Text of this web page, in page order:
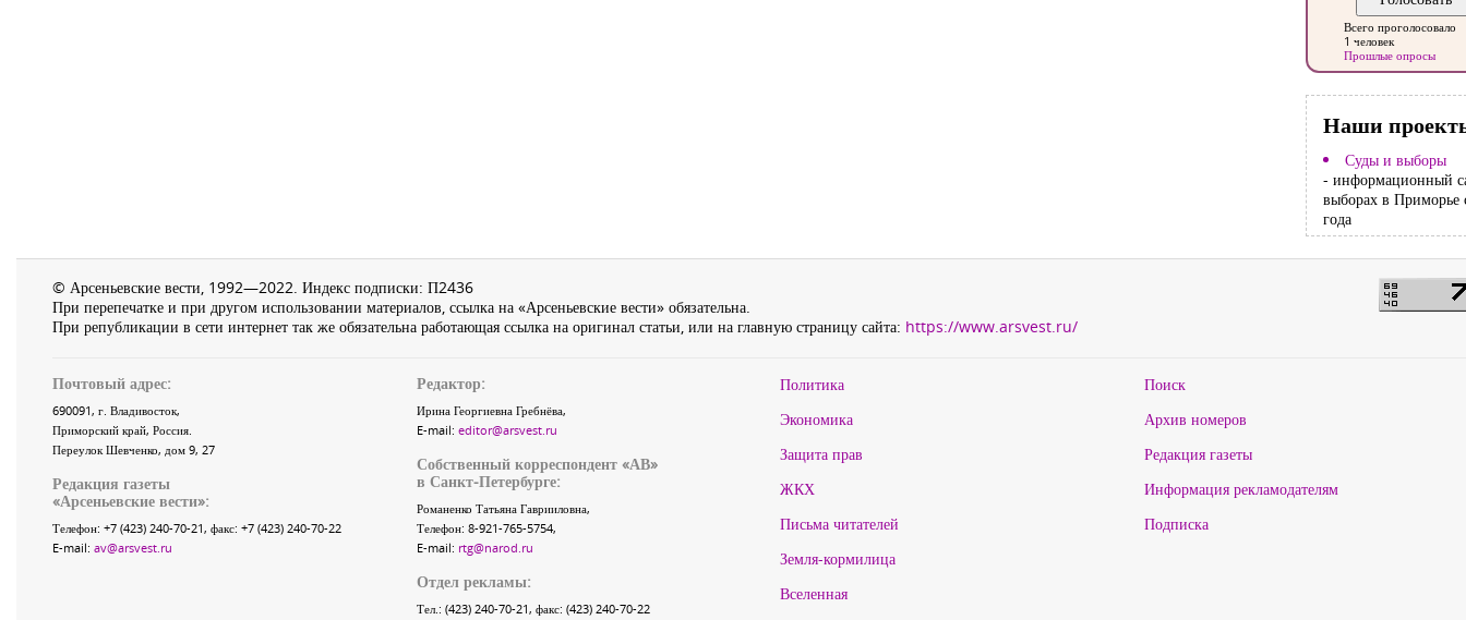
Всего проголосовало
1 человек
Прошлые опросы
Наши
Суды и выборы
- информационный
выборах в Приморье
года
© Арсеньевские вести, 1992—2022. Индекс подписки: П2436
При перепечатке и при другом использовании материалов, ссылка на «Арсеньевские вести» обязательна.
При републикации в сети интернет так же обязательна работающая ссылка на оригинал статьи, или на главную страницу сайта: https://www.arsvest.ru/
Почтовый адрес:
690091, г. Владивосток,
Приморский край, Россия.
Переулок Шевченко, дом 9, 27
Редакция газеты
«Арсеньевские вести»:
Телефон: +7 (423) 240-70-21, факс: +7 (423) 240-70-22
E-mail: av@arsvest.ru
Редактор:
Ирина Георгиевна Гребнёва,
E-mail: editor@arsvest.ru
Собственный корреспондент «АВ»
в Санкт-Петербурге:
Романенко Татьяна Гаврииловна,
Телефон: 8-921-765-5754,
E-mail: rtg@narod.ru
Отдел рекламы:
Тел.: (423) 240-70-21, факс: (423) 240-70-22
Политика
Экономика
Защита прав
ЖКХ
Письма читателей
Земля-кормилица
Вселенная
Поиск
Архив номеров
Редакция газеты
Информация рекламодателям
Подписка